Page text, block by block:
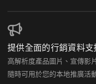
提供全面的行銷資料支
高解析度產品圖片、宣傳影
隨時可用於您的本地推廣活